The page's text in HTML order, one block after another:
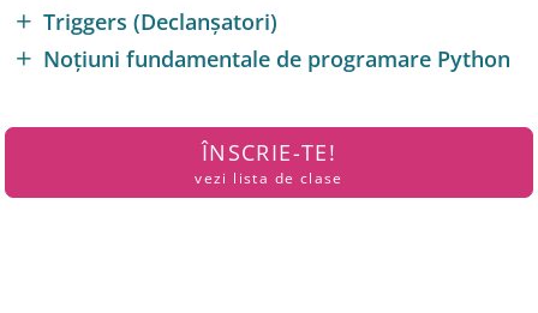
Triggers (Declanșatori)
Noțiuni fundamentale de programare Python
ÎNSCRIE-TE!
vezi lista de clase